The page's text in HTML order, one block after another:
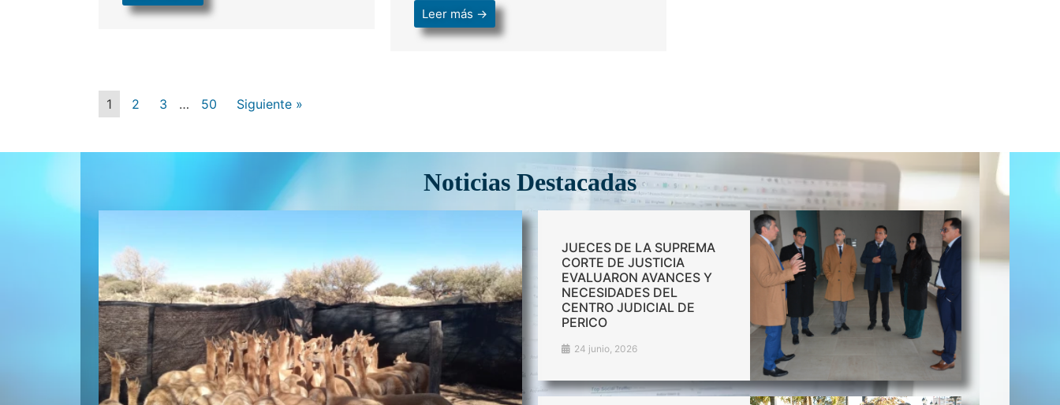
Leer más →
1 2 3 … 50 Siguiente »
Noticias Destacadas
JUECES DE LA SUPREMA
CORTE DE JUSTICIA
EVALUARON AVANCES Y
NECESIDADES DEL
CENTRO JUDICIAL DE
PERICO
24 junio, 2026